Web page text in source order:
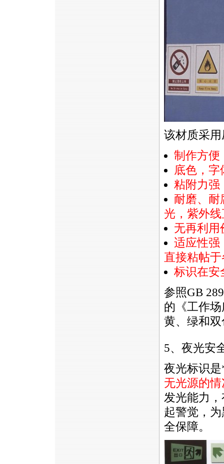
该材质采
制作方便
底色，字
粘附力强
耐磨、
光，紫外
无再利用
适应性强
直接粘帖
标识在安
参照GB
的《工作
黄、绿和
5、夜光安
夜光标识是
无光源的
发光能力
起警觉，
全保障。